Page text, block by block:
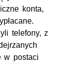
konta,
telefony, z
w postaci